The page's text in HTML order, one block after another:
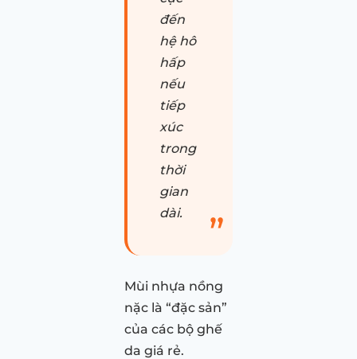
đến
hệ hô
hấp
nếu
tiếp
xúc
trong
thời
gian
dài.
Mùi nhựa nồng
nặc là “đặc sản”
của các bộ ghế
da giá rẻ.